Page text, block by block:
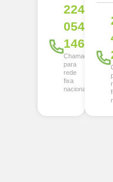
224
054
146
Chamada
para
rede
fixa
nacional